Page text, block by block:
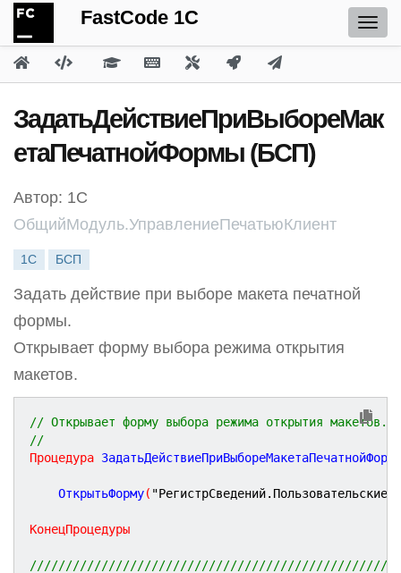
FastCode 1C
ЗадатьДействиеПриВыбореМак
етаПечатнойФормы (БСП)
Автор: 1С
ОбщийМодуль.УправлениеПечатьюКлиент
1С БСП
Задать действие при выборе макета печатной
формы.
Открывает форму выбора режима открытия
макетов.
// Открывает форму выбора режима открытия макетов.
//
Процедура ЗадатьДействиеПриВыбореМакетаПечатнойФормы
	ОткрытьФорму
(
КонецПроцедуры